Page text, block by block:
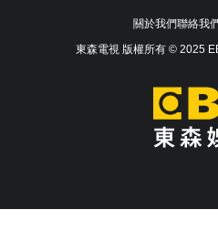
關於我們聯絡我
東森電視 版權所有 © 2025